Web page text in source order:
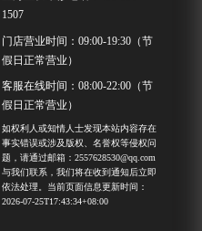
1507
门店营业时间：09:00-19:30（节
假日正常营业）
客服在线时间：08:00-22:00（节
假日正常营业）
如权利人或知情人士发现本站内容存在
事实错误或涉及版权、名誉权等侵权问
题，请通过邮箱：2557628530@qq.com
与我们联系，我们将在收到通知后立即
依法处理。当前页面信息更新时间：
2026-07-25T17:43:34+08:00